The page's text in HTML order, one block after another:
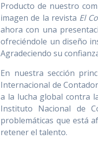
Producto de nuestro
imagen de la revista El
ahora con una
ofreciéndole un diseño
Agradeciendo su
En nuestra sección
Internacional de
a la lucha global contra
Instituto Nacional de
problemáticas que está
retener el talento.